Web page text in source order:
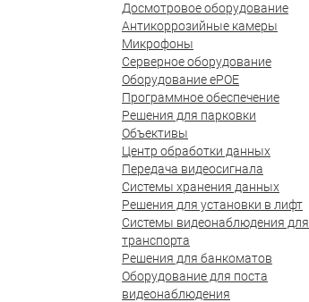
Досмотровое оборудование
Антикоррозийные камеры
Микрофоны
Серверное оборудование
Оборудование ePOE
Программное обеспечение
Решения для парковки
Объективы
Центр обработки данных
Передача видеосигнала
Системы хранения данных
Решения для установки в лифт
Системы видеонаблюдения для
транспорта
Решения для банкоматов
Оборудование для поста
видеонаблюдения